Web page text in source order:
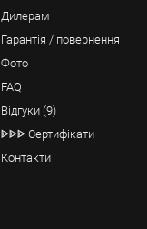
Дилерам
Гарантія / повернення
Фото
FAQ
Відгуки (9)
ᐈᐈᐈ Сертифікати
Контакти